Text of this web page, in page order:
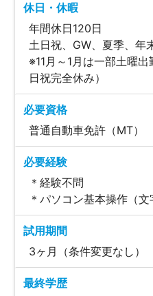
休日・休暇
年間休日120日
土日祝、GW、夏季、年
※11月～1月は一部土曜
日祝完全休み）
必要資格
普通自動車免許（MT）
必要経験
＊経験不問
＊パソコン基本操作（文
試用期間
3ヶ月（条件変更なし）
最終学歴